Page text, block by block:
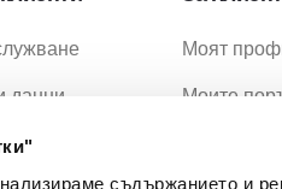
съдържанието и
данни
Моят
Моите